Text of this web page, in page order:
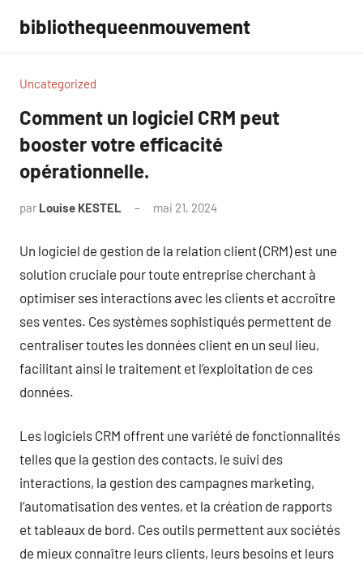
contenu
bibliothequeenmouvement
Uncategorized
Comment un logiciel CRM peut
booster votre efficacité
opérationnelle.
par Louise KESTEL mai 21, 2024
Un logiciel de gestion de la relation client (CRM) est une
solution cruciale pour toute entreprise cherchant à
optimiser ses interactions avec les clients et accroître
ses ventes. Ces systèmes sophistiqués permettent de
centraliser toutes les données client en un seul lieu,
facilitant ainsi le traitement et l’exploitation de ces
données.
Les logiciels CRM offrent une variété de fonctionnalités
telles que la gestion des contacts, le suivi des
interactions, la gestion des campagnes marketing,
l’automatisation des ventes, et la création de rapports
et tableaux de bord. Ces outils permettent aux sociétés
de mieux connaître leurs clients, leurs besoins et leurs